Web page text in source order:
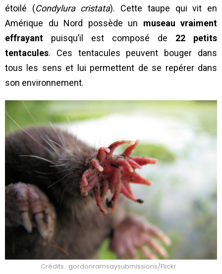
étoilé (Condylura cristata). Cette taupe qui vit en
Amérique du Nord possède un museau vraiment
effrayant puisqu’il est composé de 22 petits
tentacules. Ces tentacules peuvent bouger dans
tous les sens et lui permettent de se repérer dans
son environnement.
Crédits : gordonramsaysubmissions/Flickr